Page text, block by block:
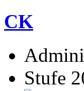
CK
Stufe